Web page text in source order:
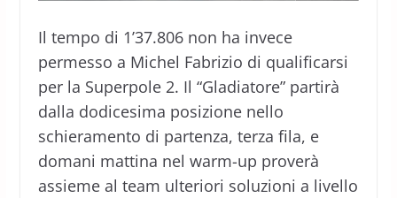
Il tempo di 1’37.806 non ha invece
permesso a Michel Fabrizio di qualificarsi
per la Superpole 2. Il “Gladiatore” partirà
dalla dodicesima posizione nello
schieramento di partenza, terza fila, e
domani mattina nel warm-up proverà
assieme al team ulteriori soluzioni a livello